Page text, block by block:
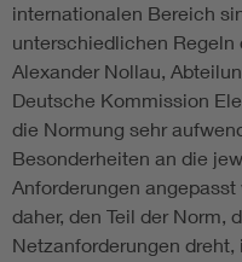
internationalen Bereich
unterschiedlichen Regeln
Alexander Nollau,
Deutsche Kommission
die Normung sehr
Besonderheiten an die
Anforderungen
daher, den Teil der Norm,
Netzanforderungen